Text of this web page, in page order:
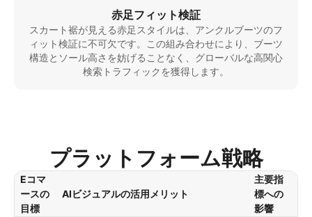
赤足フィット検証
スカート裾が見える赤足スタイルは、アンクルブーツのフ
ィット検証に不可欠です。この組み合わせにより、ブーツ
構造とソール高さを妨げることなく、グローバルな高関心
検索トラフィックを獲得します。
プラットフォーム戦略
Eコマ
ースの
目標
AIビジュアルの活用メリット
主要指
標への
影響